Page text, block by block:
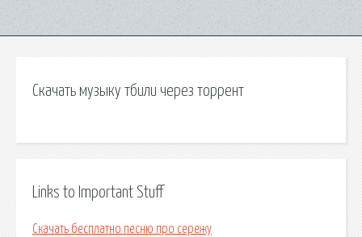
Скачать музыку тбили через торрент
Links to Important Stuff
Скачать бесплатно песню про сережу